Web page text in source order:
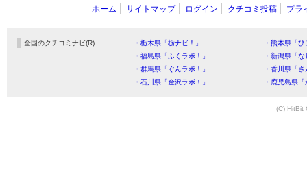
ホーム サイトマップ ログイン クチコミ投稿 プラ
全国のクチコミナビ(R) ・栃木県「栃ナビ！」
・熊本県「
・福島県「ふくラボ！」
・新潟県「
・群馬県「ぐんラボ！」
・香川県「
・石川県「金沢ラボ！」
・鹿児島県
(C) HitBit